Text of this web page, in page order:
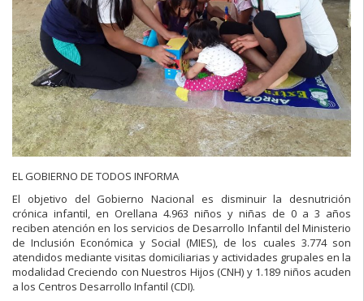
EL GOBIERNO DE TODOS INFORMA
El objetivo del Gobierno Nacional es disminuir la desnutrición
crónica infantil, en Orellana 4.963 niños y niñas de 0 a 3 años
reciben atención en los servicios de Desarrollo Infantil del Ministerio
de Inclusión Económica y Social (MIES), de los cuales 3.774 son
atendidos mediante visitas domiciliarias y actividades grupales en la
modalidad Creciendo con Nuestros Hijos (CNH) y 1.189 niños acuden
a los Centros Desarrollo Infantil (CDI).